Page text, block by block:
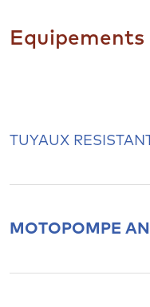
TUYAUX
MOTOPOMPE